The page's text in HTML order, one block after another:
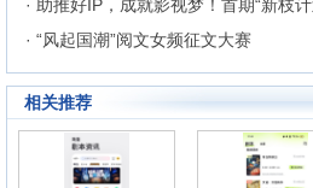
· “风起国潮”阅文女频征文大赛
相关推荐